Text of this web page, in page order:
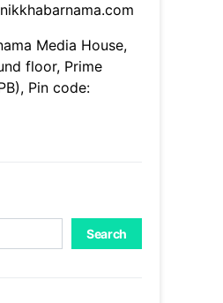
Media House,
floor, Prime
Pin code:
Search